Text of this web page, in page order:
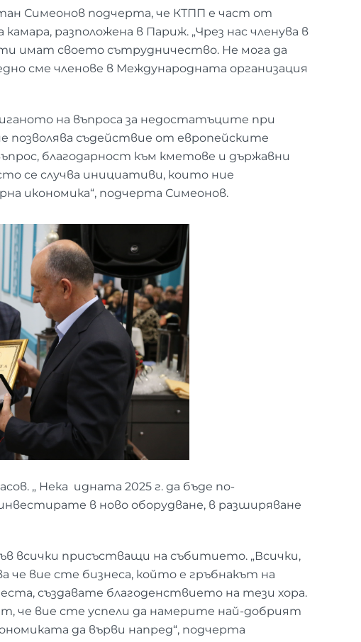
Симеонов подчерта, че КТПП е част от
разположена в Париж. „Чрез нас членува в
имат своето сътрудничество. Не мога да
сме членове в Международната организация
на въпроса за недостатъците при
позволява съдействие от европейските
благодарност към кметове и държавни
се случва инициативи, които ние
икономика“, подчерта Симеонов.
„ Нека идната 2025 г. да бъде по-
в ново оборудване, в разширяване
всички присъстващи на събитието. „Всички,
че вие сте бизнеса, който е гръбнакът на
създавате благоденствието на тези хора.
че вие сте успели да намерите най-добрият
да върви напред“, подчерта